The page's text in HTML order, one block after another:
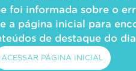
foi informada sobre o
a página inicial para
de destaque do dia
ACESSAR PÁGINA INICIAL